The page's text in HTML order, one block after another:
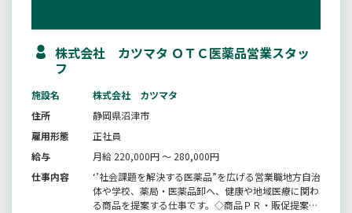
株式会社 カツマタ ＯＴＣ医薬品営業スタッ
フ
施設名
株式会社 カツマタ
住所
静岡県沼津市
雇用形態
正社員
給与
月給 220,000円 ～ 280,000円
仕事内容
‘’社会課題を解決する医薬品”を広げる営業職地方自治
体や学校、薬局・医薬品卸へ、健康や地域医療に関わ
る商品を提案する仕事です。◇商品ＰＲ・販促提案新